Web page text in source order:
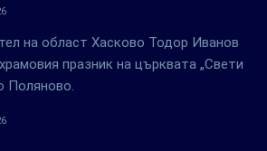
на област Хасково Тодор Иванов
празник на църквата „Свети
Поляново.